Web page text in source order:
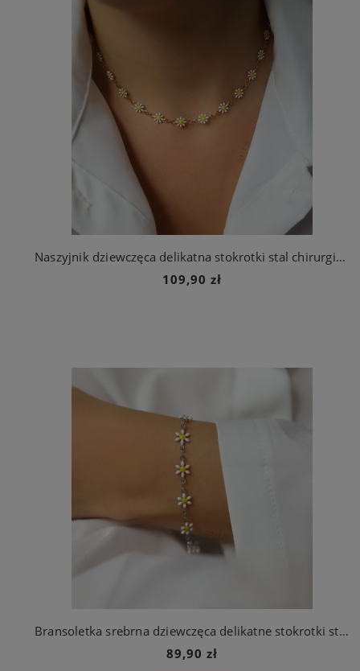
Naszyjnik dziewczęca delikatna stokrotki stal chirurgiczna
109,90 zł
Bransoletka srebrna dziewczęca delikatne stokrotki stal szlachetna
89,90 zł